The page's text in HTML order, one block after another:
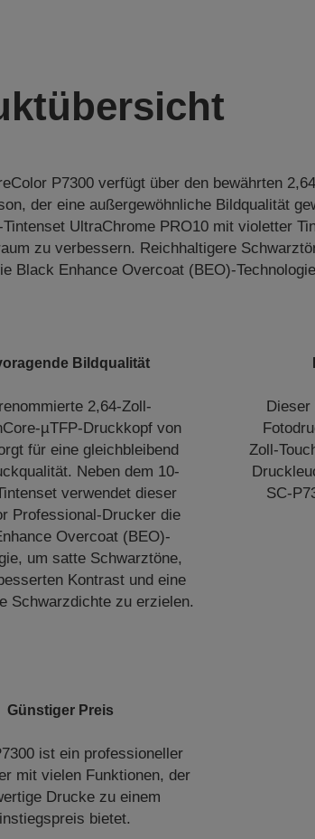
P7300 verfügt über den bewährten
der eine außergewöhnliche Bildqualität
UltraChrome PRO10 mit violetter
zu verbessern. Reichhaltigere
Black Enhance Overcoat (BEO)-
Bildqualität
2,64-Zoll-
µTFP-Druckkopf von
für eine gleichbleibend
Neben dem 10-
verwendet dieser
Professional-Drucker die
Overcoat (BEO)-
um satte Schwarztöne,
Kontrast und eine
Schwarzdichte zu erzielen.
Dieser
Zoll-
SC-
Günstiger Preis
ist ein professioneller
mit vielen Funktionen, der
Drucke zu einem
bietet.